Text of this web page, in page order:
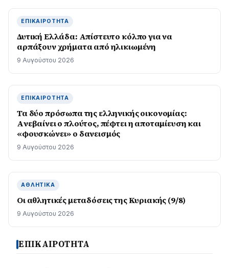
ΕΠΙΚΑΙΡΌΤΗΤΑ
Δυτική Ελλάδα: Απίστευτο κόλπο για να
αρπάξουν χρήματα από ηλικιωμένη
9 Αυγούστου 2026
ΕΠΙΚΑΙΡΌΤΗΤΑ
Τα δύο πρόσωπα της ελληνικής οικονομίας:
Aνεβαίνει ο πλούτος, πέφτει η αποταμίευση και
«φουσκώνει» ο δανεισμός
9 Αυγούστου 2026
ΑΘΛΗΤΙΚΆ
Οι αθλητικές μεταδόσεις της Κυριακής (9/8)
9 Αυγούστου 2026
ΕΠΙΚΑΙΡΟΤΗΤΑ